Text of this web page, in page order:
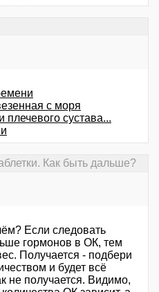
с моря
плечевого сустава...
Как быть дальше?
Если следовать
гормонов в ОК, тем
Получается - подбери
и будет всё
не получается. Видимо,